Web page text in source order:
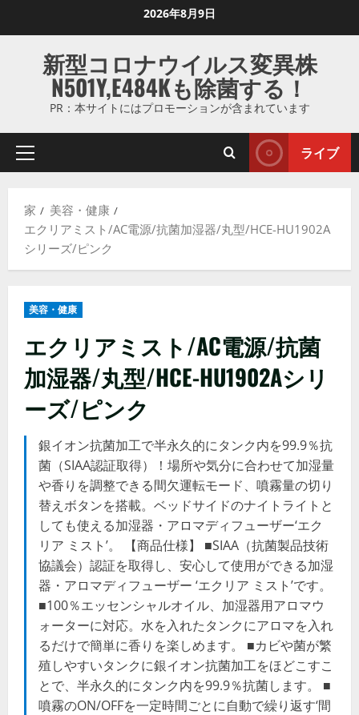
ス
ッ
2026年8月9日
新型コロナウイルス変異株
N501Y,E484Kも除菌する！
PR：本サイトにはプロモーションが含まれています
プ
マ
リ
メ
ー
ライブ
家
美容・健康
エクリアミスト/AC電源/抗菌加湿器/丸型/HCE-HU1902A
シリーズ/ピンク
美容・健康
エクリアミスト/AC電源/抗菌
加湿器/丸型/HCE-HU1902Aシリ
ーズ/ピンク
銀イオン抗菌加工で半永久的にタンク内を99.9％抗
菌（SIAA認証取得）！場所や気分に合わせて加湿量
や香りを調整できる間欠運転モード、噴霧量の切り
替えボタンを搭載。ベッドサイドのナイトライトと
しても使える加湿器・アロマディフューザー‘エク
リア ミスト’。 【商品仕様】 ■SIAA（抗菌製品技術
協議会）認証を取得し、安心して使用ができる加湿
器・アロマディフューザー ‘エクリア ミスト’です。
■100％エッセンシャルオイル、加湿器用アロマウ
ォーターに対応。水を入れたタンクにアロマを入れ
るだけで簡単に香りを楽しめます。 ■カビや菌が繁
殖しやすいタンクに銀イオン抗菌加工をほどこすこ
とで、半永久的にタンク内を99.9％抗菌します。 ■
噴霧のON/OFFを一定時間ごとに自動で繰り返す‘間